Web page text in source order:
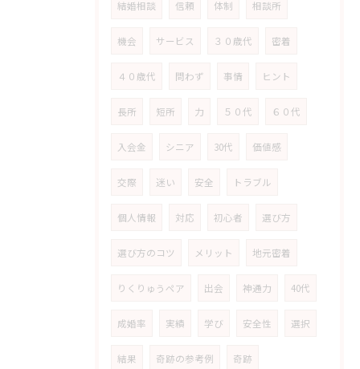
結婚相談 信頼 体制 相談所
機会 サービス ３０歳代 密着
４０歳代 問わず 事情 ヒント
長所 短所 力 ５０代 ６０代
入会金 シニア 30代 価値感
交際 迷い 安全 トラブル
個人情報 対応 初心者 選び方
選び方のコツ メリット 地元密着
りくりゅうペア 出会 神通力 40代
成婚率 実績 学び 安全性 選択
結果 奇跡の参考例 奇跡